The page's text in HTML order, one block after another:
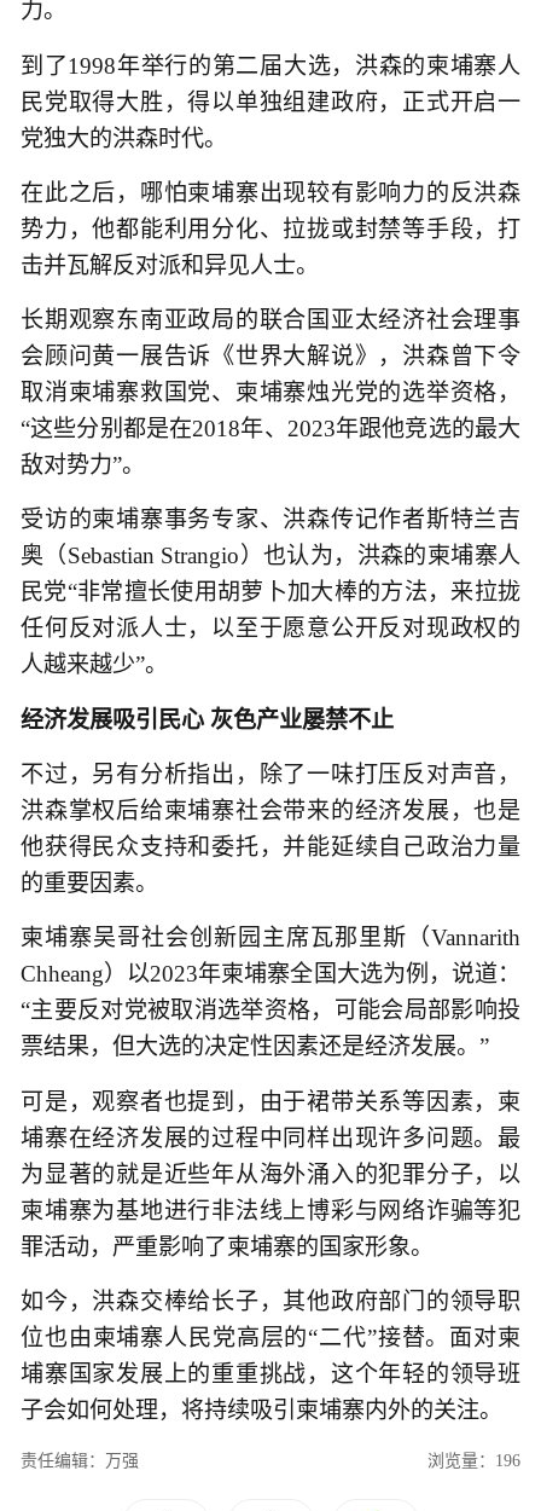
力。
到了1998年举行的第二届大选，洪森的柬埔寨人
民党取得大胜，得以单独组建政府，正式开启一
党独大的洪森时代。
在此之后，哪怕柬埔寨出现较有影响力的反洪森
势力，他都能利用分化、拉拢或封禁等手段，打
击并瓦解反对派和异见人士。
长期观察东南亚政局的联合国亚太经济社会理事
会顾问黄一展告诉《世界大解说》，洪森曾下令
取消柬埔寨救国党、柬埔寨烛光党的选举资格，
“这些分别都是在2018年、2023年跟他竞选的最大
敌对势力”。
受访的柬埔寨事务专家、洪森传记作者斯特兰吉
奥（Sebastian Strangio）也认为，洪森的柬埔寨人
民党“非常擅长使用胡萝卜加大棒的方法，来拉拢
任何反对派人士，以至于愿意公开反对现政权的
人越来越少”。
经济发展吸引民心 灰色产业屡禁不止
不过，另有分析指出，除了一味打压反对声音，
洪森掌权后给柬埔寨社会带来的经济发展，也是
他获得民众支持和委托，并能延续自己政治力量
的重要因素。
柬埔寨吴哥社会创新园主席瓦那里斯（Vannarith
Chheang）以2023年柬埔寨全国大选为例，说道：
“主要反对党被取消选举资格，可能会局部影响投
票结果，但大选的决定性因素还是经济发展。”
可是，观察者也提到，由于裙带关系等因素，柬
埔寨在经济发展的过程中同样出现许多问题。最
为显著的就是近些年从海外涌入的犯罪分子，以
柬埔寨为基地进行非法线上博彩与网络诈骗等犯
罪活动，严重影响了柬埔寨的国家形象。
如今，洪森交棒给长子，其他政府部门的领导职
位也由柬埔寨人民党高层的“二代”接替。面对柬
埔寨国家发展上的重重挑战，这个年轻的领导班
子会如何处理，将持续吸引柬埔寨内外的关注。
责任编辑：万强 浏览量：196